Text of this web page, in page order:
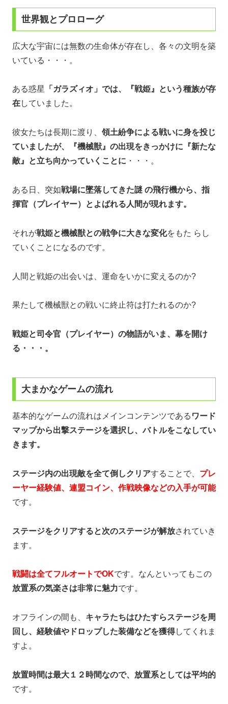
世界観とプロローグ
広大な宇宙には無数の生命体が存在し、各々の文明を築
いている・・・。
ある惑星
「ガラズィオ」では、『戦姫』という種族が存
在していました。
彼女たちは長期に渡り、 領土紛争による戦いに身を投じ
ていましたが、『機械獣』の出現をきっかけに『新たな
敵』と立ち向かっていくことに ・・・。
ある日、突如戦場に墜落してきた謎 の飛行機から、指
揮官（プレイヤー）とよばれる人間が現れます。
それが戦姫と機械獣との戦争に大きな変化をもた らし
ていくことになるのです。
人間と戦姫の出会いは、運命をいかに変えるのか?
果たして機械獣との戦いに終止符は打たれるのか?
戦姫と司令官（プレイヤー）の物語がいま、幕を開け
る・・・。
大まかなゲームの流れ
基本的なゲームの流れはメインコンテンツである ワード
マップから出撃ステージを選択し、バトルをこなしてい
きます。
ステージ内の出現敵を全て倒しクリアすることで、 プレ
ーヤー経験値、連盟コイン、作戦映像などの入手が可能
です。
ステージをクリアすると次のステージが解放されていき
ます。
戦闘は全てフルオートでOKです。なんといってもこの
放置系の気楽さは非常に魅力です。
オフラインの間も、 キャラたちはひたすらステージを周
回し、経験値やドロップした装備などを獲得してくれま
すよ。
放置時間は最大１２時間なので、放置系としては平均的
です。